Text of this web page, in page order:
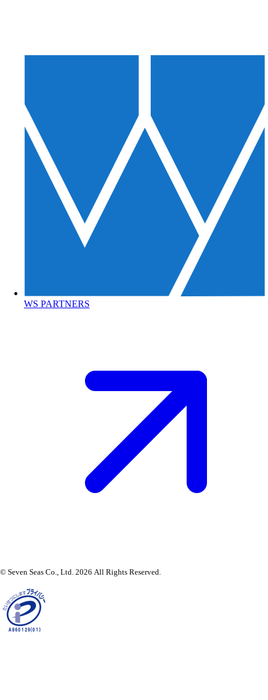
WS PARTNERS
© Seven Seas Co., Ltd. 2026 All Rights Reserved.